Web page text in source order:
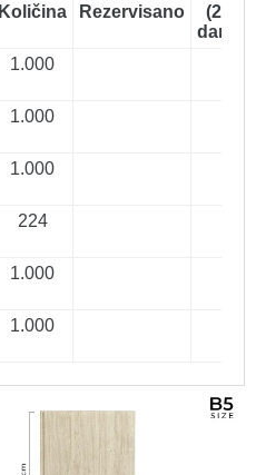
Količina Rezervisano
(2-5
dana)
1.000
1.000
1.000
224
1.000
1.000